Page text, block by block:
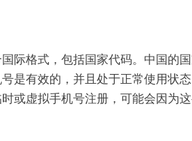
际格式，包括国家代码。中国的
是有效的，并且处于正常使用状
或虚拟手机号注册，可能会因为